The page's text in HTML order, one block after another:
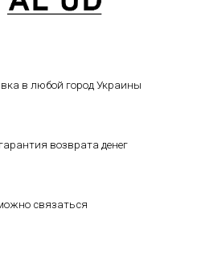
в любой город Украины
возврата денег
связаться